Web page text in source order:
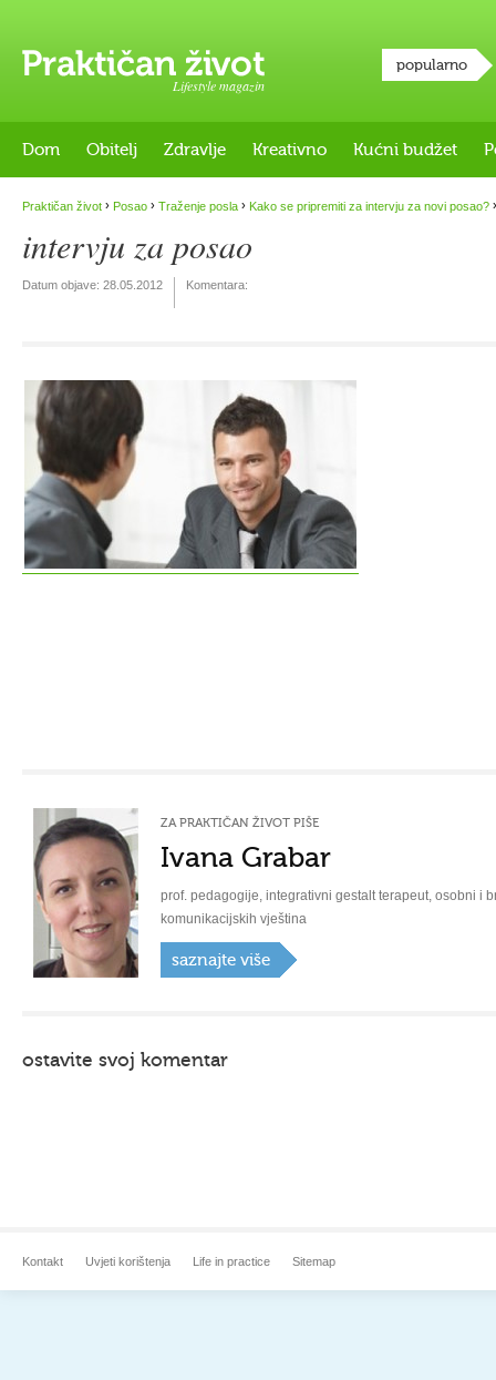
Lifestyle magazin
popularno
Dom Obitelj Zdravlje Kreativno Kućni budžet
Praktičan život › Posao › Traženje posla › Kako se pripremiti za intervju za novi posao? ›
intervju za posao
Datum objave: 28.05.2012 Komentara:
ZA PRAKTIČAN ŽIVOT PIŠE
Ivana Grabar
prof. pedagogije, integrativni gestalt terapeut, osobni i
komunikacijskih vještina
saznajte više
ostavite svoj komentar
Kontakt Uvjeti korištenja Life in practice Sitemap